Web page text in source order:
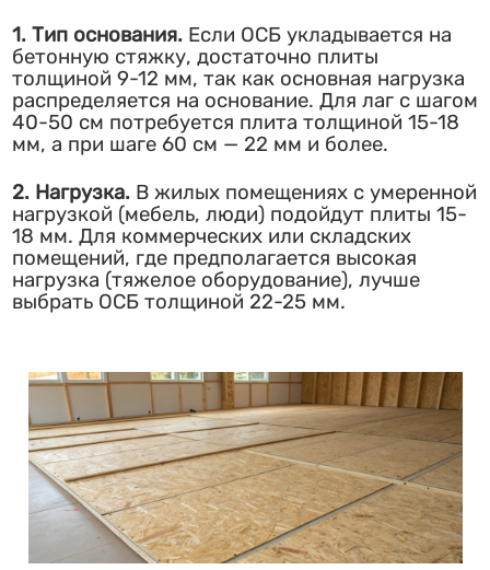
1. Тип основания.Если ОСБ укладывается на
бетонную стяжку, достаточно плиты
толщиной 9-12 мм, так как основная нагрузка
распределяется на основание. Для лаг с шагом
40-50 см потребуется плита толщиной 15-18
мм, а при шаге 60 см — 22 мм и более.
2. Нагрузка.В жилых помещениях с умеренной
нагрузкой (мебель, люди) подойдут плиты 15-
18 мм. Для коммерческих или складских
помещений, где предполагается высокая
нагрузка (тяжелое оборудование), лучше
выбрать ОСБ толщиной 22-25 мм.